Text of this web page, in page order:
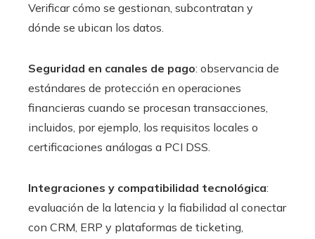
Verificar cómo se gestionan, subcontratan y
dónde se ubican los datos.
Seguridad en canales de pago: observancia de
estándares de protección en operaciones
financieras cuando se procesan transacciones,
incluidos, por ejemplo, los requisitos locales o
certificaciones análogas a PCI DSS.
Integraciones y compatibilidad tecnológica:
evaluación de la latencia y la fiabilidad al conectar
con CRM, ERP y plataformas de ticketing,